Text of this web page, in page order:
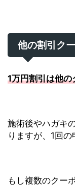
他の割引ク
1万円割引は他
施術後やハガキ
りますが、1回の
もし複数のクー